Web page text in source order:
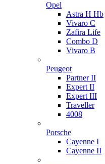
Opel
Astra H Hb
Vivaro C
Zafira Life
Combo D
Vivaro B
Peugeot
Partner II
Expert II
Expert III
Traveller
4008
Porsche
Cayenne I
Cayenne II